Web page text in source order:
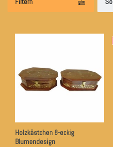
Holzkästchen 8-eckig
Blumendesign